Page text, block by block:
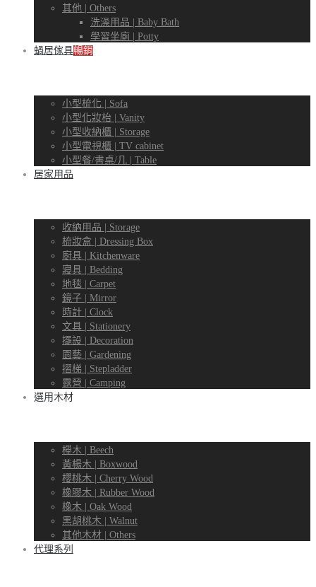
其他 | Others
洗澡用品 | Baby Bath
學習坐廁 | Potty
蝸居傢具暢銷
小型梳化 | Sofa
小型化妝枱 | Vanity
小型收納櫃 | Storage
小型電視櫃 | TV cabinet
小型餐/書桌/几 | Table
居家用品
收納用品 | Storage
梳妝盒 | Dressing Box
廚具 | Kitchenware
寢具 | Bedding
地毯 | Carpet
鏡子 | Mirror
時計 | Clock
文具 | Stationery
擺設 | Decoration
園藝 | Gardening
摺梯 | Stepladder
露營 | Camping
選用木材
櫸木 | Beech
黃楊木 | Boxwood
櫻桃木 | Cherry Wood
橡膠木 | Rubber Wood
橡木 | Oak Wood
黑胡桃木 | Walnut
其他木材 | Others
代理系列